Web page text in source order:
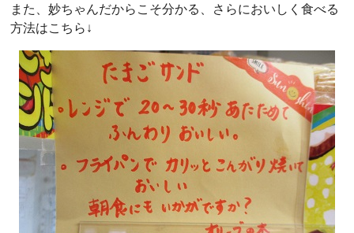
また、妙ちゃんだからこそ分かる、さらにおいしく食べる
方法はこちら↓